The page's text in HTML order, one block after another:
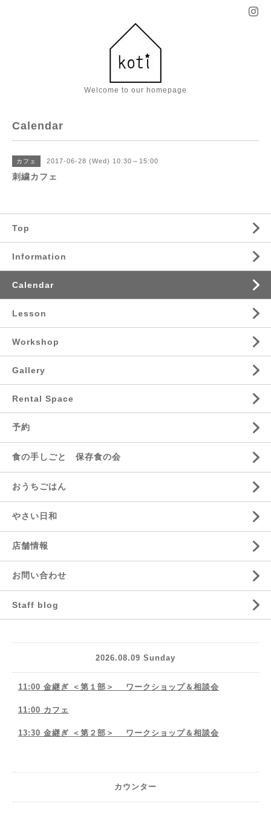
Welcome to our homepage
Calendar
カフェ 2017-06-28 (Wed) 10:30～15:00
刺繍カフェ
Top
Information
Calendar
Lesson
Workshop
Gallery
Rental Space
予約
食の手しごと 保存食の会
おうちごはん
やさい日和
店舗情報
お問い合わせ
Staff blog
2026.08.09 Sunday
11:00 金継ぎ ＜第１部＞ ワークショップ＆相談会
11:00 カフェ
13:30 金継ぎ ＜第２部＞ ワークショップ＆相談会
カウンター